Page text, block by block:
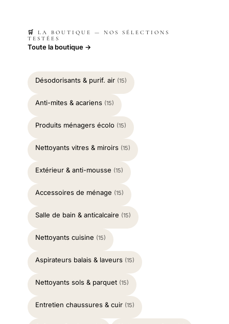
🛒 LA BOUTIQUE — NOS SÉLECTIONS
TESTÉES
Toute la boutique →
Désodorisants & purif. air (15)
Anti-mites & acariens (15)
Produits ménagers écolo (15)
Nettoyants vitres & miroirs (15)
Extérieur & anti-mousse (15)
Accessoires de ménage (15)
Salle de bain & anticalcaire (15)
Nettoyants cuisine (15)
Aspirateurs balais & laveurs (15)
Nettoyants sols & parquet (15)
Entretien chaussures & cuir (15)